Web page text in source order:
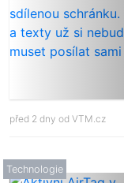
před 2 dny od VTM.cz
Technologie